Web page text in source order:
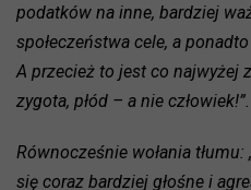
podatków na inne, bardziej
społeczeństwa cele, a
A przecież to jest co najwyżej
zygota, płód – a nie człowiek!”.
Równocześnie wołania tłumu:
się coraz bardziej głośne i